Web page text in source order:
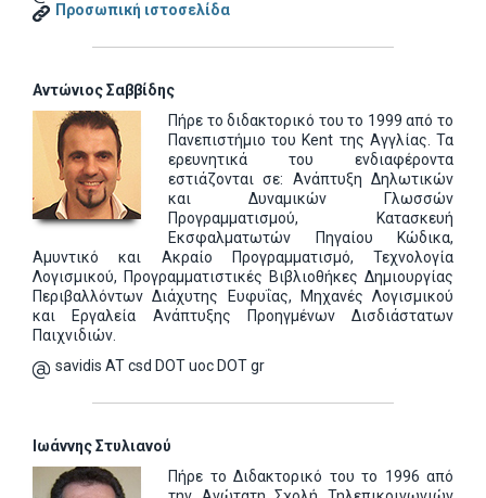
Προσωπική ιστοσελίδα
Αντώνιος Σαββίδης
Πήρε το διδακτορικό του το 1999 από το
Πανεπιστήμιο του Kent της Αγγλίας. Τα
ερευνητικά του ενδιαφέροντα
εστιάζονται σε: Ανάπτυξη Δηλωτικών
και Δυναμικών Γλωσσών
Προγραμματισμού, Κατασκευή
Εκσφαλματωτών Πηγαίου Κώδικα,
Αμυντικό και Ακραίο Προγραμματισμό, Τεχνολογία
Λογισμικού, Προγραμματιστικές Βιβλιοθήκες Δημιουργίας
Περιβαλλόντων Διάχυτης Ευφυΐας, Μηχανές Λογισμικού
και Εργαλεία Ανάπτυξης Προηγμένων Δισδιάστατων
Παιχνιδιών.
savidis AT csd DOT uoc DOT gr
Ιωάννης Στυλιανού
Πήρε το Διδακτορικό του το 1996 από